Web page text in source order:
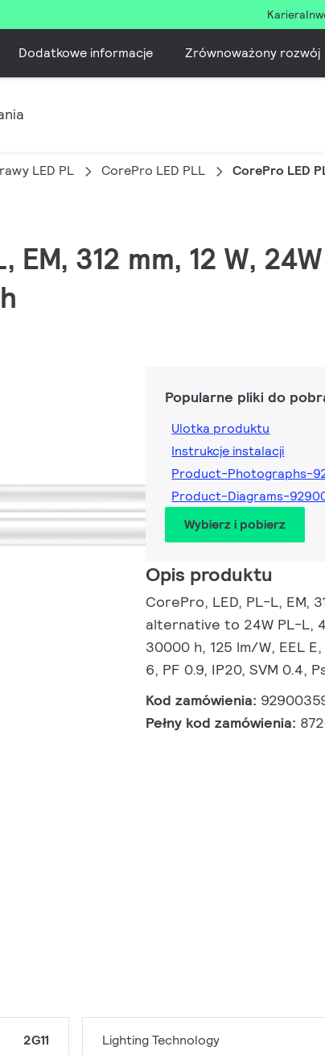
Kariera
Dodatkowe informacje Zrównoważony rozwój
LED PL CorePro LED PLL CorePro LED
EM, 312 mm, 12 W,
Popularne pliki do
Ulotka produktu
Instrukcje instalacji
Product-Photographs-
Product-Diagrams-
Wybierz i pobierz
Opis produktu
CorePro, LED, PL-L, EM,
alternative to 24W PL-L,
30000 h, 125 lm/W, EEL E,
6, PF 0.9, IP20, SVM 0.4,
Kod zamówienia:
Pełny kod zamówienia:
2G11 Lighting Technology